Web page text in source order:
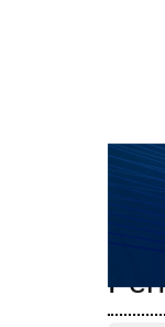
CAPA
PARA